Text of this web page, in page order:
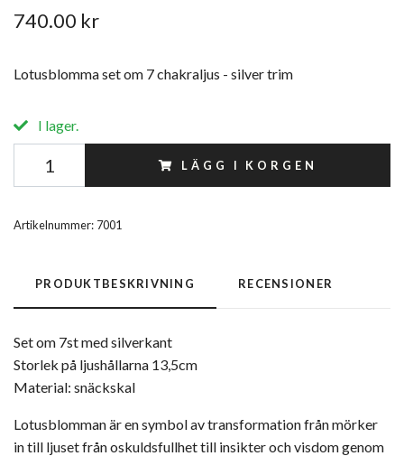
740.00 kr
Lotusblomma set om 7 chakraljus - silver trim
I lager.
LÄGG I KORGEN
Artikelnummer: 7001
PRODUKTBESKRIVNING RECENSIONER
Set om 7st med silverkant
Storlek på ljushållarna 13,5cm
Material: snäckskal
Lotusblomman är en symbol av transformation från mörker
in till ljuset från oskuldsfullhet till insikter och visdom genom